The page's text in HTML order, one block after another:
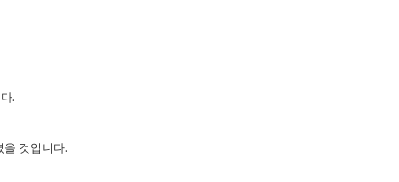
.
을 것입니다.